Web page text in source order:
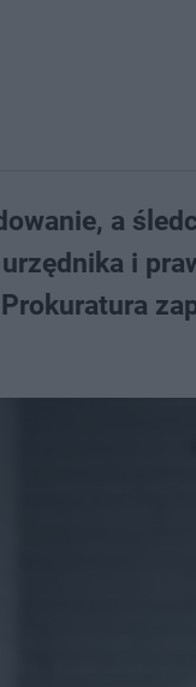
a
i